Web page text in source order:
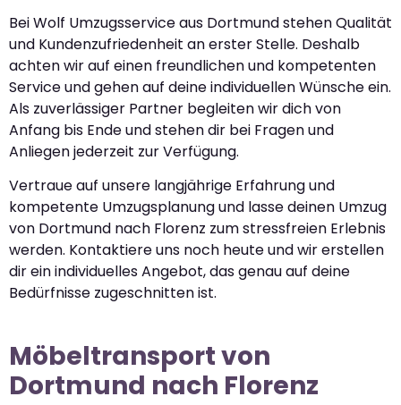
Bei Wolf Umzugsservice aus Dortmund stehen Qualität
und Kundenzufriedenheit an erster Stelle. Deshalb
achten wir auf einen freundlichen und kompetenten
Service und gehen auf deine individuellen Wünsche ein.
Als zuverlässiger Partner begleiten wir dich von
Anfang bis Ende und stehen dir bei Fragen und
Anliegen jederzeit zur Verfügung.
Vertraue auf unsere langjährige Erfahrung und
kompetente Umzugsplanung und lasse deinen Umzug
von Dortmund nach Florenz zum stressfreien Erlebnis
werden. Kontaktiere uns noch heute und wir erstellen
dir ein individuelles Angebot, das genau auf deine
Bedürfnisse zugeschnitten ist.
Möbeltransport von
Dortmund nach Florenz